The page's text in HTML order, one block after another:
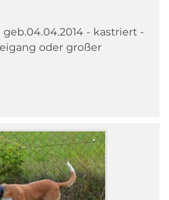
- kastriert -
oder großer